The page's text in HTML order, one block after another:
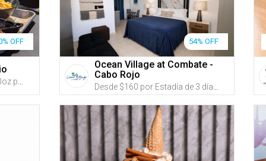
OFF 54% OFF
Ocean Village at Combate -
Cabo Rojo